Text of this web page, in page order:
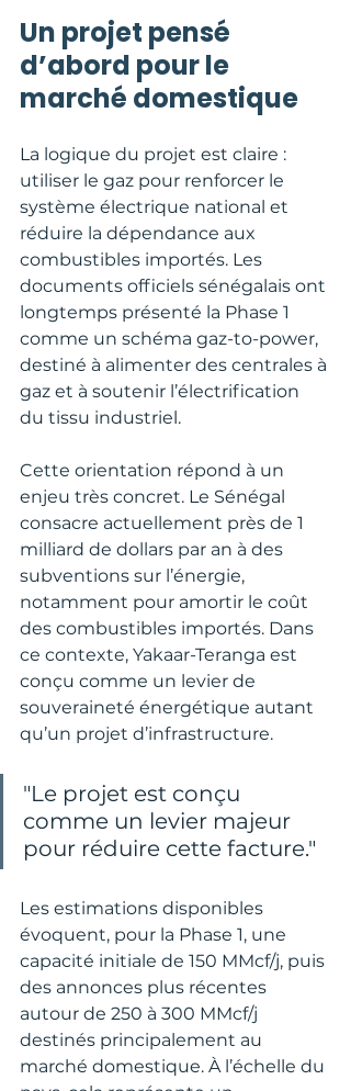
Un projet pensé
d’abord pour le
marché domestique
La logique du projet est claire :
utiliser le gaz pour renforcer le
système électrique national et
réduire la dépendance aux
combustibles importés. Les
documents officiels sénégalais ont
longtemps présenté la Phase 1
comme un schéma gaz-to-power,
destiné à alimenter des centrales à
gaz et à soutenir l’électrification
du tissu industriel.
Cette orientation répond à un
enjeu très concret. Le Sénégal
consacre actuellement près de 1
milliard de dollars par an à des
subventions sur l’énergie,
notamment pour amortir le coût
des combustibles importés. Dans
ce contexte, Yakaar-Teranga est
conçu comme un levier de
souveraineté énergétique autant
qu’un projet d’infrastructure.
"Le projet est conçu
comme un levier majeur
pour réduire cette facture."
Les estimations disponibles
évoquent, pour la Phase 1, une
capacité initiale de 150 MMcf/j, puis
des annonces plus récentes
autour de 250 à 300 MMcf/j
destinés principalement au
marché domestique. À l’échelle du